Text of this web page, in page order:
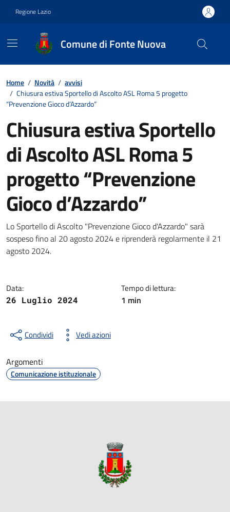
Regione Lazio
Comune di Fonte Nuova
Contenuti in evidenza
Home / Novità / avvisi
/ Chiusura estiva Sportello di Ascolto ASL Roma 5 progetto
“Prevenzione Gioco d’Azzardo”
Chiusura estiva Sportello
di Ascolto ASL Roma 5
progetto “Prevenzione
Gioco d’Azzardo”
Dettagli della notizia
Lo Sportello di Ascolto "Prevenzione Gioco d'Azzardo" sarà
sospeso fino al 20 agosto 2024 e riprenderà regolarmente il 21
agosto 2024.
Data:
26 Luglio 2024
Tempo di lettura:
1 min
Condividi Vedi azioni
Argomenti
Comunicazione istituzionale